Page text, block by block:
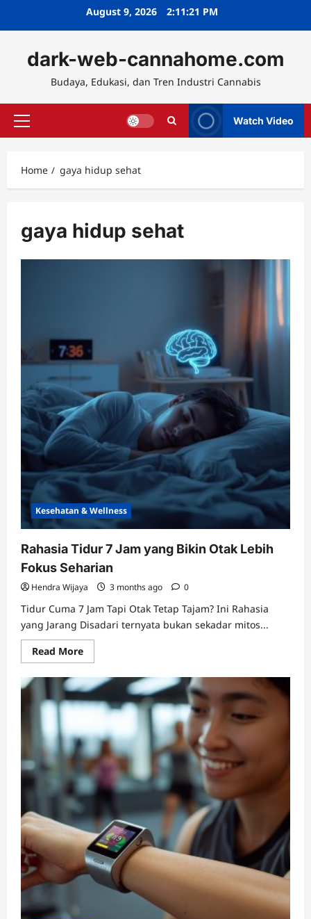
August 9, 2026 2:11:22 PM
dark-web-cannahome.com
Budaya, Edukasi, dan Tren Industri Cannabis
Primary
Watch Video
Home gaya hidup sehat
gaya hidup sehat
Kesehatan & Wellness
Rahasia Tidur 7 Jam yang Bikin Otak Lebih
Fokus Seharian
Hendra Wijaya 3 months ago 0
Tidur Cuma 7 Jam Tapi Otak Tetap Tajam? Ini Rahasia
yang Jarang Disadari ternyata bukan sekadar mitos...
Read MoreRead
more
Rahasia
Tidur
7
Jam
Bikin
Otak
Lebih
Fokus
Seharian